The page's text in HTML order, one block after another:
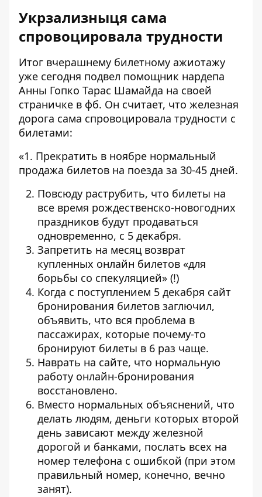
Укрзализныця сама
спровоцировала трудности
Итог вчерашнему билетному ажиотажу
уже сегодня подвел помощник нардепа
Анны Гопко Тарас Шамайда на своей
страничке в фб. Он считает, что железная
дорога сама спровоцировала трудности с
билетами:
«1. Прекратить в ноябре нормальный
продажа билетов на поезда за 30-45 дней.
Повсюду раструбить, что билеты на
все время рождественско-новогодних
праздников будут продаваться
одновременно, с 5 декабря.
Запретить на месяц возврат
купленных онлайн билетов «для
борьбы со спекуляцией» (!)
Когда с поступлением 5 декабря сайт
бронирования билетов заглючил,
объявить, что вся проблема в
пассажирах, которые почему-то
бронируют билеты в 6 раз чаще.
Наврать на сайте, что нормальную
работу онлайн-бронирования
восстановлено.
Вместо нормальных объяснений, что
делать людям, деньги которых второй
день зависают между железной
дорогой и банками, послать всех на
номер телефона с ошибкой (при этом
правильный номер, конечно, вечно
занят).